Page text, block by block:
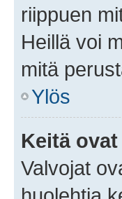
riippuen
Heillä voi
mitä
Ylös
Keitä
Valvojat